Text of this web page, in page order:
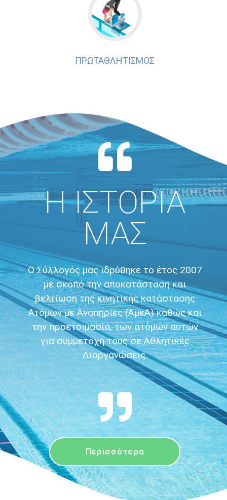
ΠΡΩΤΑΘΛΗΤΙΣΜΟΣ
Η ΙΣΤΟΡΙΑ
ΜΑΣ
Ο Σύλλογός μας ιδρύθηκε το έτος 2007
με σκοπό την αποκατάσταση και
βελτίωση της κινητικής κατάστασης
Ατόμων με Αναπηρίες (ΑμεΑ) καθώς και
την προετοιμασία, των ατόμων αυτών
για συμμετοχή τους σε Αθλητικές
Διοργανώσεις.
Περισσότερα